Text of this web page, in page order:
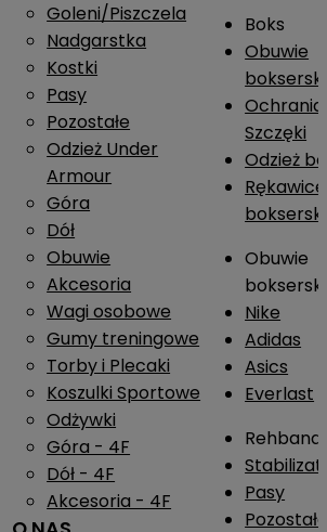
Goleni/Piszczela
Nadgarstka
Kostki
Pasy
Pozostałe
Odzież Under
Armour
Góra
Dół
Obuwie
Akcesoria
Wagi osobowe
Gumy treningowe
Torby i Plecaki
Koszulki Sportowe
Odżywki
Góra - 4F
Dół - 4F
Akcesoria - 4F
Boks
Obuwie
Szczęki
Odzież
Rękawice
Obuwie
Nike
Adidas
Asics
Everlast
Rehband
Pasy